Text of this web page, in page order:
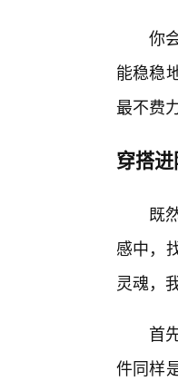
你
能稳稳
最不费
穿搭
既
感中，
灵魂，
首
件同样